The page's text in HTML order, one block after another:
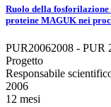
Ruolo della
proteine MAGUK nei
PUR20062008 - PUR
Progetto
Responsabile
2006
12 mesi